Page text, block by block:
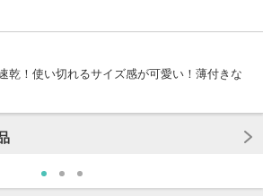
乾！使い切れるサイズ感が可愛い！薄付きな